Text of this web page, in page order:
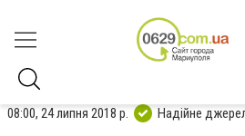
08:00, 24 липня 2018 р. Надійне